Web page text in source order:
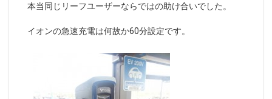
本当同じリーフユーザーならではの助け合いでした。
イオンの急速充電は何故か60分設定です。